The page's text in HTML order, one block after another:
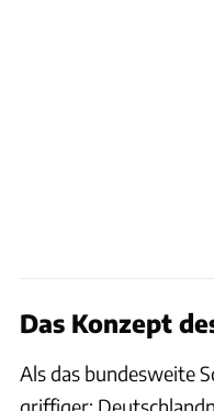
Das Konzept
Als das bundesweite
griffiger: